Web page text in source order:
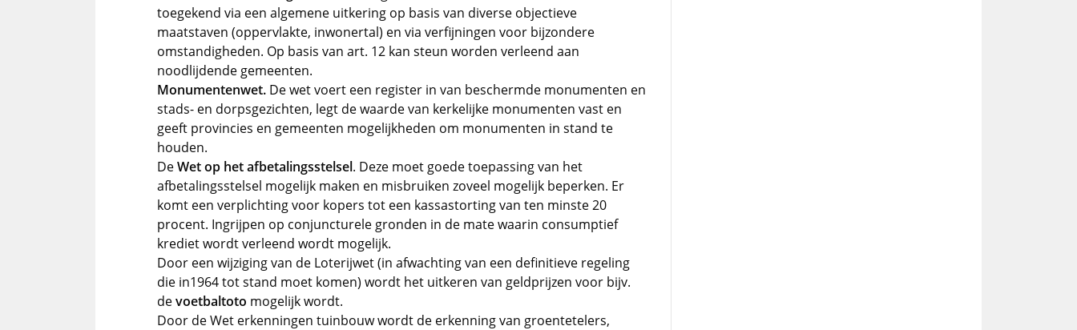
toegekend via een algemene uitkering op basis van diverse objectieve
maatstaven (oppervlakte, inwonertal) en via verfijningen voor bijzondere
omstandigheden. Op basis van art. 12 kan steun worden verleend aan
noodlijdende gemeenten.
Monumentenwet. De wet voert een register in van beschermde monumenten en
stads- en dorpsgezichten, legt de waarde van kerkelijke monumenten vast en
geeft provincies en gemeenten mogelijkheden om monumenten in stand te
houden.
DeWet op het afbetalingsstelsel. Deze moet goede toepassing van het
afbetalingsstelsel mogelijk maken en misbruiken zoveel mogelijk beperken. Er
komt een verplichting voor kopers tot een kassastorting van ten minste 20
procent. Ingrijpen op conjuncturele gronden in de mate waarin consumptief
krediet wordt verleend wordt mogelijk.
Door een wijziging van de Loterijwet (in afwachting van een definitieve regeling
die in1964 tot stand moet komen) wordt het uitkeren van geldprijzen voor bijv.
devoetbaltoto mogelijk wordt.
Door de Wet erkenningen tuinbouw wordt de erkenning van groentetelers,